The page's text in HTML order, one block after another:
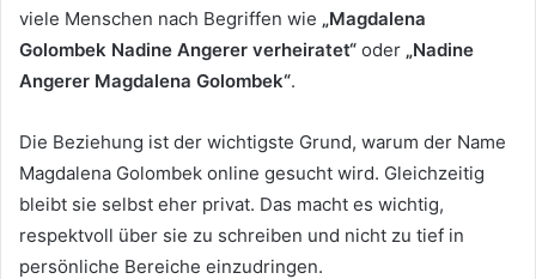
viele Menschen nach Begriffen wie „Magdalena
Golombek Nadine Angerer verheiratet“ oder „Nadine
Angerer Magdalena Golombek“.
Die Beziehung ist der wichtigste Grund, warum der Name
Magdalena Golombek online gesucht wird. Gleichzeitig
bleibt sie selbst eher privat. Das macht es wichtig,
respektvoll über sie zu schreiben und nicht zu tief in
persönliche Bereiche einzudringen.